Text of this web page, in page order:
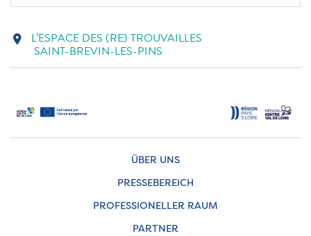
location_on L’ESPACE DES (RE) TROUVAILLES
SAINT-BREVIN-LES-PINS
ÜBER UNS
PRESSEBEREICH
PROFESSIONELLER RAUM
PARTNER